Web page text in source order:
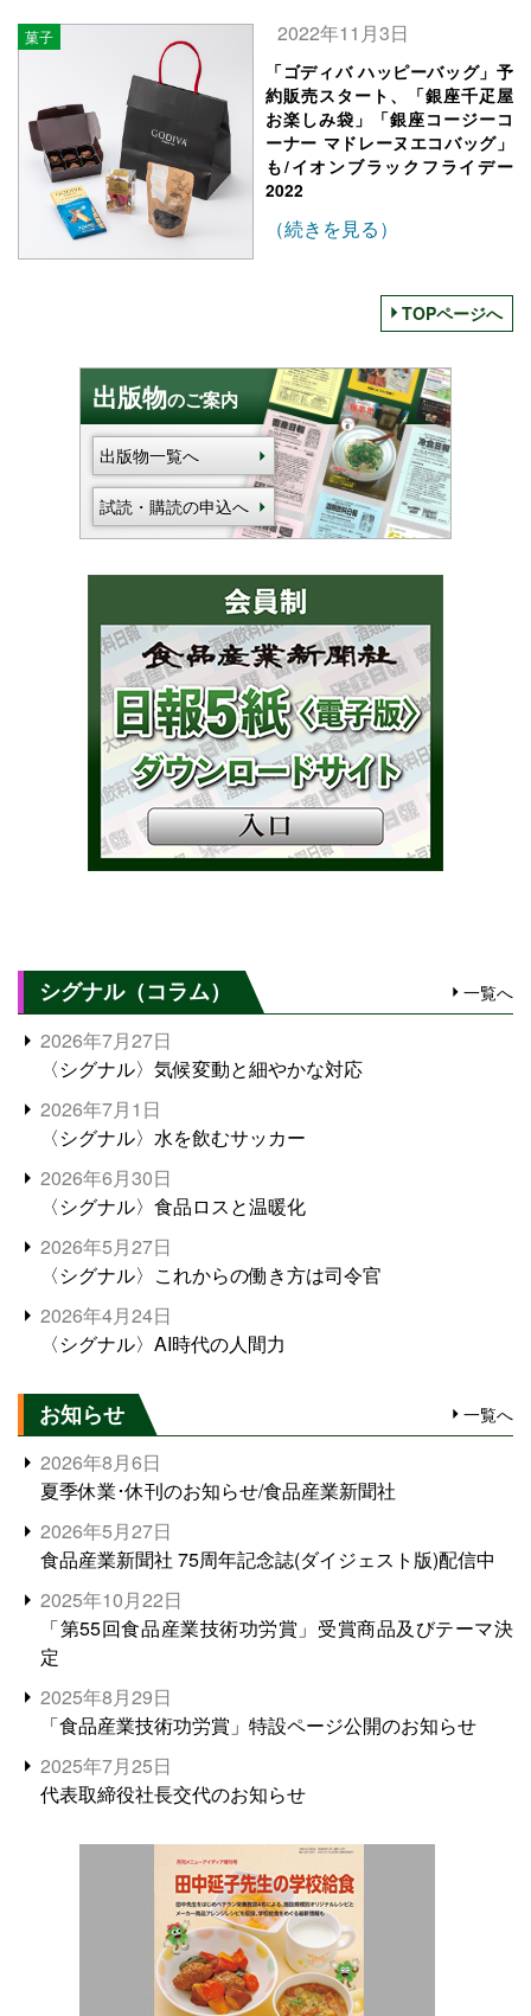
菓子 2022年11月3日
「ゴディバ ハッピーバッグ」予
約販売スタート、「銀座千疋屋
お楽しみ袋」「銀座コージーコ
ーナー マドレーヌエコバッグ」
も/イオンブラックフライデー
2022
（続きを見る）
TOPページへ
出版物のご案内
出版物一覧へ
試読・購読の申込へ
シグナル（コラム） 一覧へ
2026年7月27日
〈シグナル〉気候変動と細やかな対応
2026年7月1日
〈シグナル〉水を飲むサッカー
2026年6月30日
〈シグナル〉食品ロスと温暖化
2026年5月27日
〈シグナル〉これからの働き方は司令官
2026年4月24日
〈シグナル〉AI時代の人間力
お知らせ 一覧へ
2026年8月6日
夏季休業･休刊のお知らせ/食品産業新聞社
2026年5月27日
食品産業新聞社 75周年記念誌(ダイジェスト版)配信中
2025年10月22日
「第55回食品産業技術功労賞」受賞商品及びテーマ決
定
2025年8月29日
「食品産業技術功労賞」特設ページ公開のお知らせ
2025年7月25日
代表取締役社長交代のお知らせ